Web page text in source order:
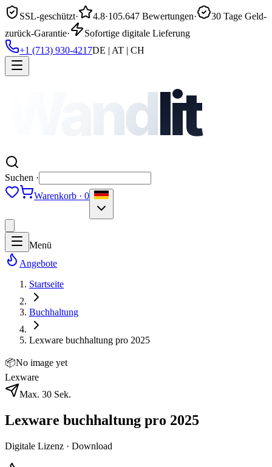
SSL-geschützt· 4.8·105.647 Bewertungen·
30 Tage Geld-
zurück-Garantie·
Sofortige digitale Lieferung
+1 (713) 930-4217DE | AT | CH
Wandlit
Suchen ·
Warenkorb · 0
Menü
Angebote
Startseite
Buchhaltung
Lexware buchhaltung pro 2025
📦No image yet
Lexware
Max. 30 Sek.
Lexware buchhaltung pro 2025
Digitale Lizenz · Download